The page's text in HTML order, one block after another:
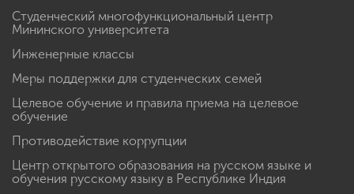
Студенческий многофункциональный центр
Мининского университета
Инженерные классы
Меры поддержки для студенческих семей
Целевое обучение и правила приема на целевое
обучение
Противодействие коррупции
Центр открытого образования на русском языке и
обучения русскому языку в Республике Индия